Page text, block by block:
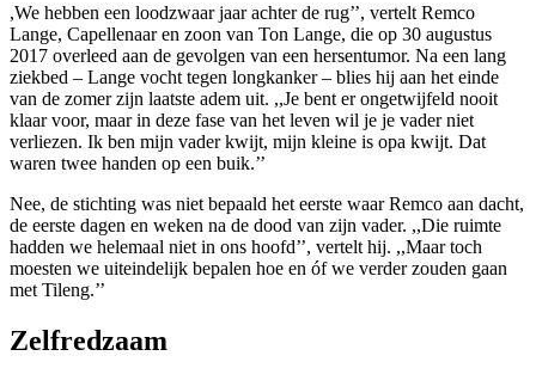
,We hebben een loodzwaar jaar achter de rug’’, vertelt Remco
Lange, Capellenaar en zoon van Ton Lange, die op 30 augustus
2017 overleed aan de gevolgen van een hersentumor. Na een lang
ziekbed – Lange vocht tegen longkanker – blies hij aan het einde
van de zomer zijn laatste adem uit. ,,Je bent er ongetwijfeld nooit
klaar voor, maar in deze fase van het leven wil je je vader niet
verliezen. Ik ben mijn vader kwijt, mijn kleine is opa kwijt. Dat
waren twee handen op een buik.’’
Nee, de stichting was niet bepaald het eerste waar Remco aan dacht,
de eerste dagen en weken na de dood van zijn vader. ,,Die ruimte
hadden we helemaal niet in ons hoofd’’, vertelt hij. ,,Maar toch
moesten we uiteindelijk bepalen hoe en óf we verder zouden gaan
met Tileng.’’
Zelfredzaam